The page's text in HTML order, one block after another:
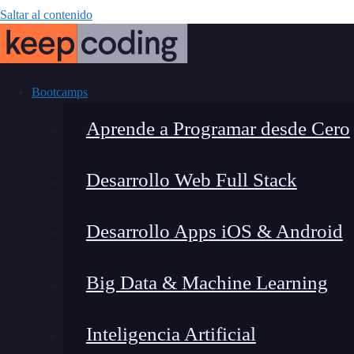
Saltar al contenido
Bootcamps
Aprende a Programar desde Cero
Desarrollo Web Full Stack
Desarrollo Apps iOS & Android
Big Data & Machine Learning
Inteligencia Artificial
Honeypot
Definitiva para